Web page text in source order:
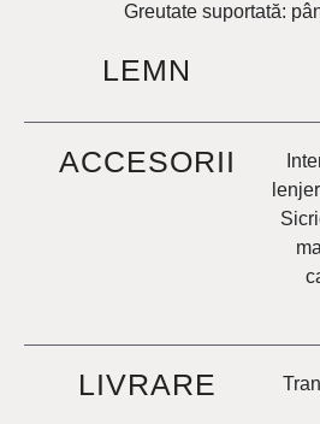
Greutate suportată:
LEMN
ACCESORII
LIVRARE